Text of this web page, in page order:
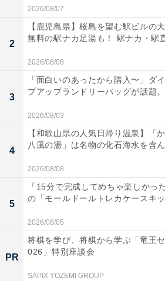
2026/08/07
2
【鹿児島県】桜島を望む駅ビルの
無料の駅ナカ足湯も！ 駅ナカ・駅
2026/08/08
3
「面白いのあったから購入〜」ダ
プアップランドリーバッグが話題。
2026/08/03
4
【和歌山県の人気日帰り温泉】「
八風の湯」は名物の化石海水を含ん
2026/08/08
5
「15分で完成してめちゃ楽しかっ
の「モールドールトレカケースキッ
2026/08/05
PR
将棋を学び、将棋から学ぶ「竜王
026」特別座談会
SAPIX YOZEMI GROUP